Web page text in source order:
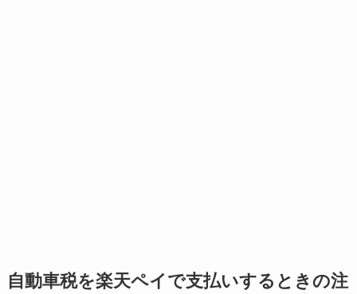
自動車税を楽天ペイで支払いするときの注